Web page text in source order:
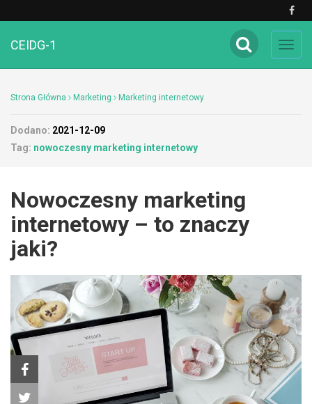
CEIDG-1
Strona Główna Marketing Marketing internetowy
Dodano: 2021-12-09
Tag: nowoczesny marketing internetowy
Nowoczesny marketing
internetowy – to znaczy
jaki?